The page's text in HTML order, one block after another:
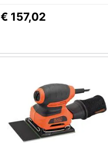
€ 157,02